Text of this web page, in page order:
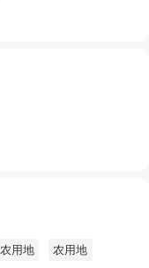
农用地 农用地